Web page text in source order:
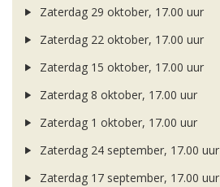
Zaterdag 29 oktober, 17.00 uur
Zaterdag 22 oktober, 17.00 uur
Zaterdag 15 oktober, 17.00 uur
Zaterdag 8 oktober, 17.00 uur
Zaterdag 1 oktober, 17.00 uur
Zaterdag 24 september, 17.00 uur
Zaterdag 17 september, 17.00 uur